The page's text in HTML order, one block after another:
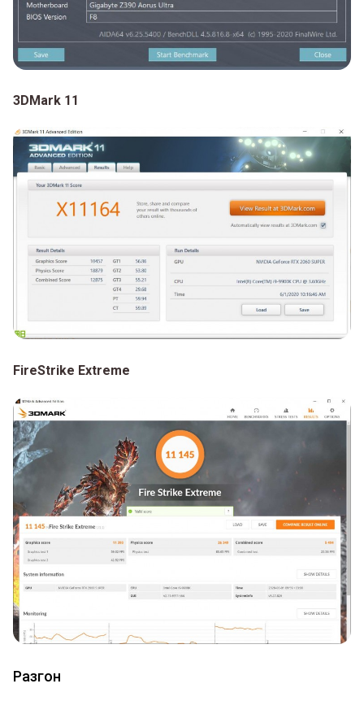
3DMark 11
FireStrike Extreme
Разгон